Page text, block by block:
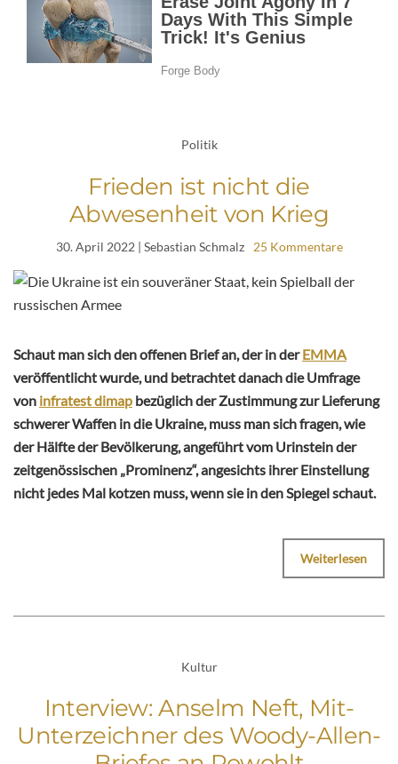
Politik
Frieden ist nicht die
Abwesenheit von Krieg
30. April 2022| Sebastian Schmalz 25 Kommentare
Schaut man sich den offenen Brief an, der in derEMMA
veröffentlicht wurde, und betrachtet danach die Umfrage
von infratest dimap bezüglich der Zustimmung zur Lieferung
schwerer Waffen in die Ukraine, muss man sich fragen, wie
der Hälfte der Bevölkerung, angeführt vom Urinstein der
zeitgenössischen „Prominenz“, angesichts ihrer Einstellung
nicht jedes Mal kotzen muss, wenn sie in den Spiegel schaut.
Weiterlesen
Kultur
Interview: Anselm Neft, Mit-
Unterzeichner des Woody-Allen-